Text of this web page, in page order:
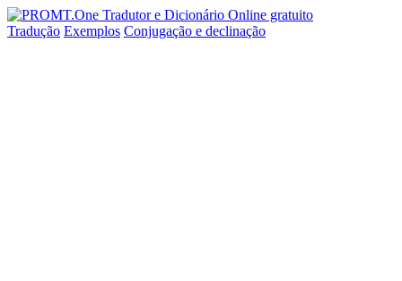
Tradução Exemplos Conjugação e declinação